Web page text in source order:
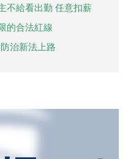
不給看出勤 任意扣薪
的合法紅線
治新法上路